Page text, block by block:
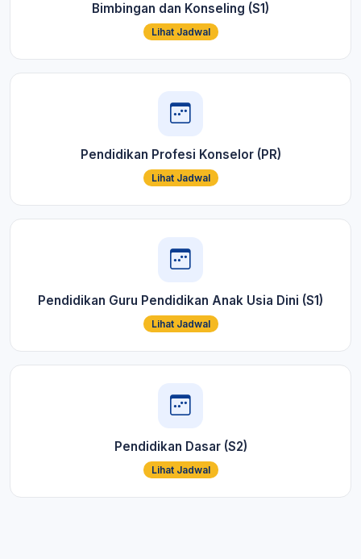
Bimbingan dan Konseling (S1)
Lihat Jadwal
Pendidikan Profesi Konselor (PR)
Lihat Jadwal
Pendidikan Guru Pendidikan Anak Usia Dini (S1)
Lihat Jadwal
Pendidikan Dasar (S2)
Lihat Jadwal